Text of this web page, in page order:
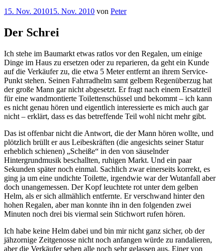
Veröffentlicht
15. Nov. 201015. Nov. 2010 von Peter
Der Schrei
Ich stehe im Baumarkt etwas ratlos vor den Regalen, um einige
Dinge im Haus zu ersetzen oder zu reparieren, da geht ein Kunde
auf die Verkäufer zu, die etwa 5 Meter entfernt an ihrem Service-
Punkt stehen. Seinen Fahrradhelm samt gelbem Regenüberzug hat
der große Mann gar nicht abgesetzt. Er fragt nach einem Ersatzteil
für eine wandmontierte Toilettenschüssel und bekommt – ich kann
es nicht genau hören und eigentlich interessierte es mich auch gar
nicht – erklärt, dass es das betreffende Teil wohl nicht mehr gibt.
Das ist offenbar nicht die Antwort, die der Mann hören wollte, und
plötzlich brüllt er aus Leibeskräften (die angesichts seiner Statur
erheblich schienen) „Scheiße“ in den von säuselnder
Hintergrundmusik beschallten, ruhigen Markt. Und ein paar
Sekunden später noch einmal. Sachlich zwar einerseits korrekt, es
ging ja um eine undichte Toilette, irgendwie war der Wutanfall aber
doch unangemessen. Der Kopf leuchtete rot unter dem gelben
Helm, als er sich allmählich entfernte. Er verschwand hinter den
hohen Regalen, aber man konnte ihn in den folgenden zwei
Minuten noch drei bis viermal sein Stichwort rufen hören.
Ich habe keine Helm dabei und bin mir nicht ganz sicher, ob der
jähzornige Zeitgenosse nicht noch anfangen würde zu randalieren,
aber die Verkäufer sehen alle noch sehr gelassen aus. Einer von